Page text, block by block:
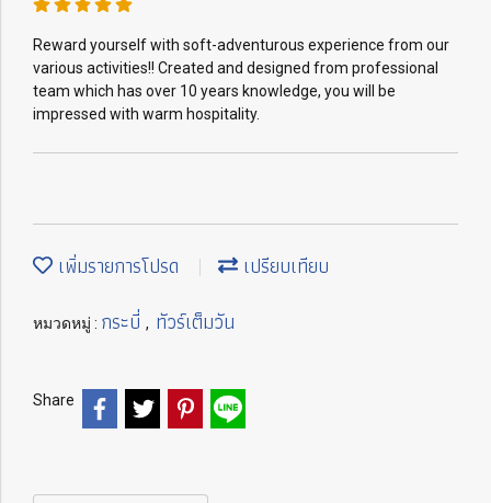
Reward yourself with soft-adventurous experience from our
various activities!! Created and designed from professional
team which has over 10 years knowledge, you will be
impressed with warm hospitality.
เพิ่มรายการโปรด เปรียบเทียบ
หมวดหมู่ : กระบี่ , ทัวร์เต็มวัน
Share